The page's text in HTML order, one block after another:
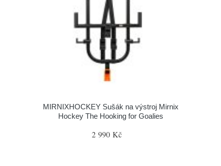
MIRNIXHOCKEY Sušák na výstroj Mirnix
Hockey The Hooking for Goalies
2 990 Kč